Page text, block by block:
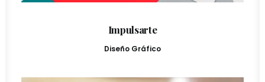
Impulsarte
Diseño Gráfico